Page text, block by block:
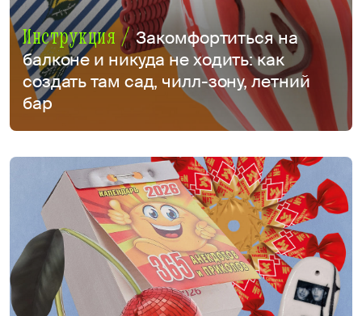
Инструкция / Закомфортиться на
балконе и никуда не ходить: как
создать там сад, чилл-зону, летний
бар